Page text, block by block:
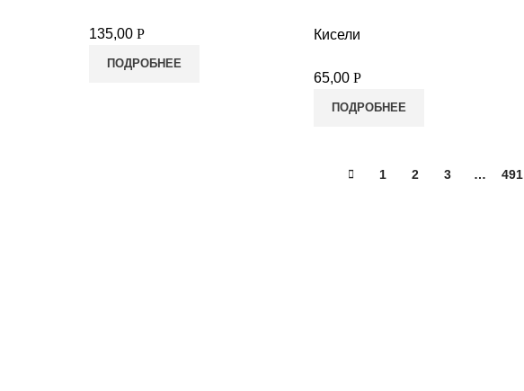
135,00 Р
ПОДРОБНЕЕ
Кисели
65,00 Р
ПОДРОБНЕЕ
1 2 3 … 491